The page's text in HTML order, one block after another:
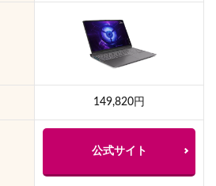
149,820円
公式サイト